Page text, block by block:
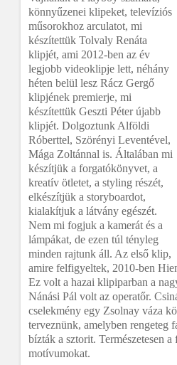
könnyűzenei klipeket, televíziós
műsorokhoz arculatot, mi
készítettük Tolvaly Renáta
klipjét, ami 2012-ben az év
legjobb videoklipje lett, néhány
héten belül lesz Rácz Gergő
klipjének premierje, mi
készítettük Geszti Péter újabb
klipjét. Dolgoztunk Alföldi
Róberttel, Szörényi Leventével,
Mága Zoltánnal is. Általában mi
készítjük a forgatókönyvet, a
kreatív ötletet, a styling részét,
elkészítjük a storyboardot,
kialakítjuk a látvány egészét.
Nem mi fogjuk a kamerát és a
lámpákat, de ezen túl tényleg
minden rajtunk áll. Az első klip,
amire felfigyeltek, 2010-ben
Ez volt a hazai klipiparban a
Nánási Pál volt az operatőr.
cselekmény egy Zsolnay váza
terveznünk, amelyben rengeteg
bízták a sztorit. Természetesen
motívumokat.